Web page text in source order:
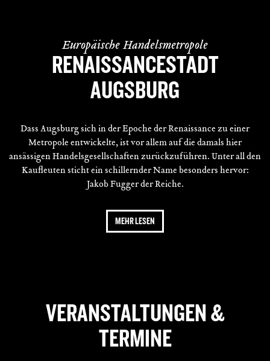
Europäische Handelsmetropole
RENAISSANCESTADT
AUGSBURG
Dass Augsburg sich in der Epoche der Renaissance zu einer
Metropole entwickelte, ist vor allem auf die damals hier
ansässigen Handelsgesellschaften zurückzuführen. Unter all den
Kaufleuten sticht ein schillernder Name besonders hervor:
Jakob Fugger der Reiche.
MEHR LESEN
VERANSTALTUNGEN &
TERMINE